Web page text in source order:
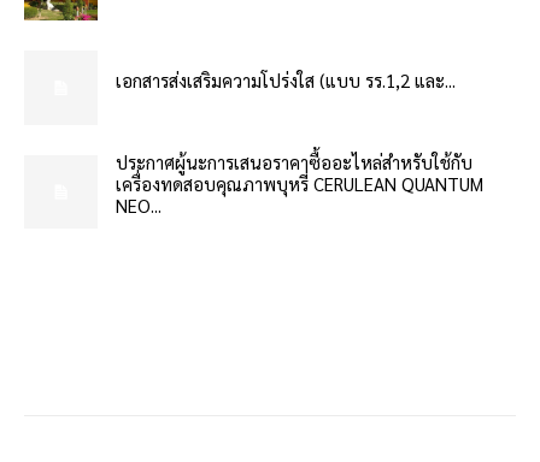
เอกสารส่งเสริมความโปร่งใส (แบบ รร.1,2 และ...
ประกาศผู้นะการเสนอราคาซื้ออะไหล่สำหรับใช้กับ
เครื่องทดสอบคุณภาพบุหรี่ CERULEAN QUANTUM
NEO...